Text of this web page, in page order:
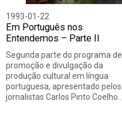
1993-01-22
Em Português nos
Entendemos – Parte II
Segunda parte do programa de
promoção e divulgação da
produção cultural em língua
portuguesa, apresentado pelos
jornalistas Carlos Pinto Coelho…